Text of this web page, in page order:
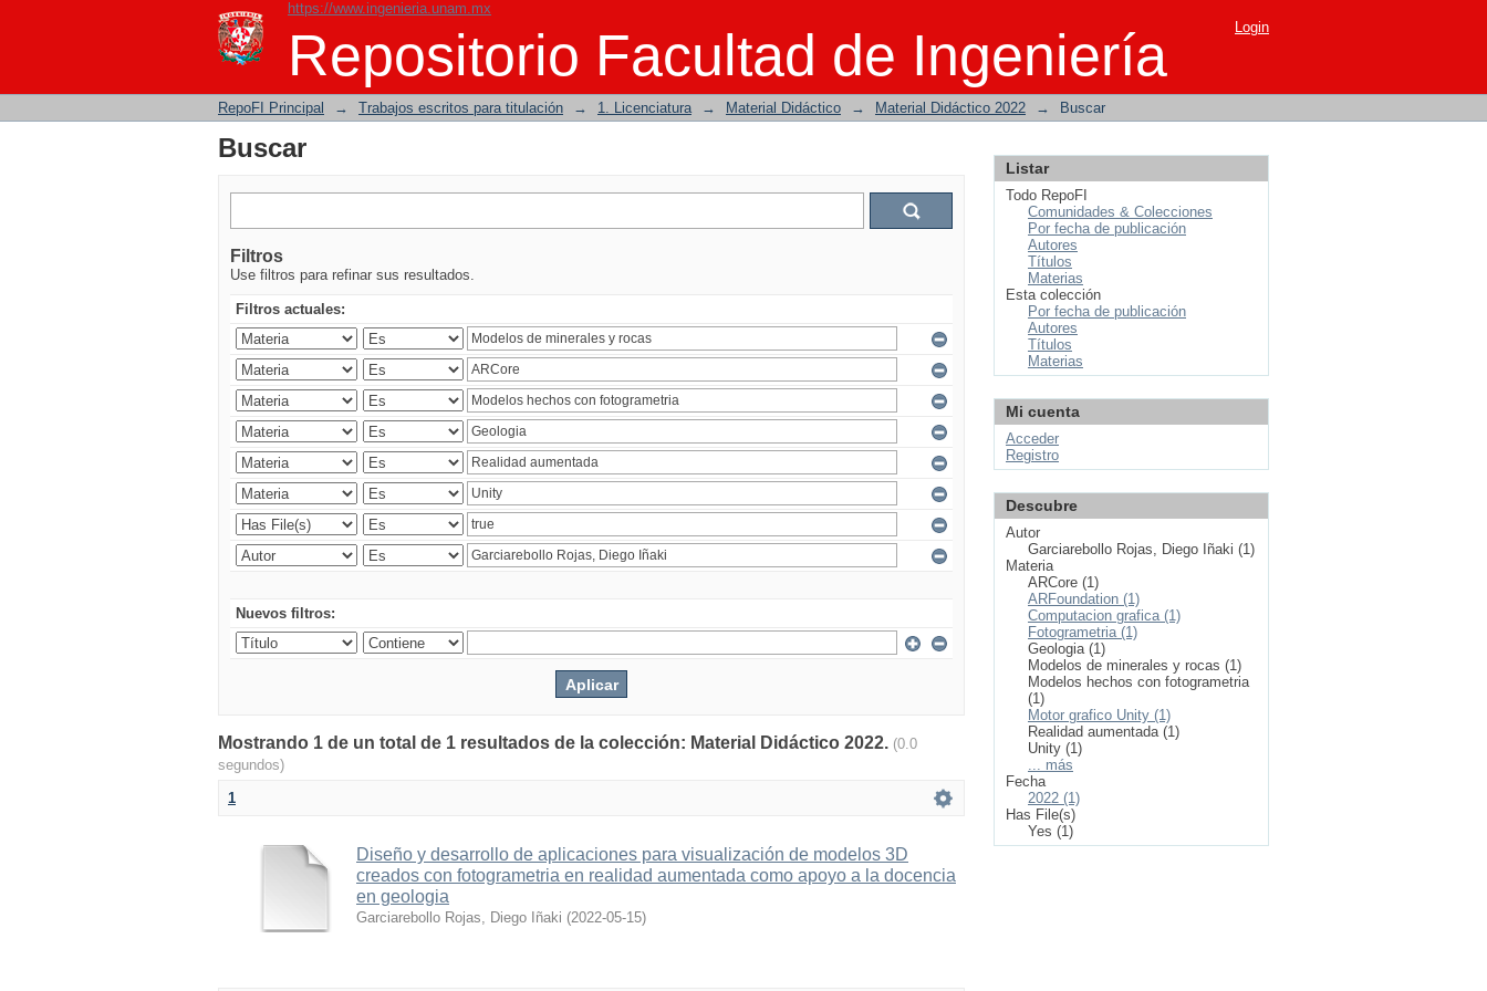
https://www.ingenieria.unam.mx
Repositorio Facultad de Ingeniería
Buscar Login
RepoFI Principal → Trabajos escritos para titulación → 1. Licenciatura → Material Didáctico → Material Didáctico 2022 → Buscar
Buscar
Filtros
Use filtros para refinar sus resultados.
Filtros actuales:
Nuevos filtros:
Mostrando 1 de un total de 1 resultados de la colección: Material Didáctico 2022. (0.0
segundos)
1
Diseño y desarrollo de aplicaciones para visualización de modelos 3D
creados con fotogrametria en realidad aumentada como apoyo a la docencia
en geologia
Garciarebollo Rojas, Diego Iñaki (2022-05-15)
Listar
Todo RepoFI
Comunidades & Colecciones
Por fecha de publicación
Autores
Títulos
Materias
Esta colección
Por fecha de publicación
Autores
Títulos
Materias
Mi cuenta
Acceder
Registro
Descubre
Autor
Garciarebollo Rojas, Diego Iñaki (1)
Materia
ARCore (1)
ARFoundation (1)
Computacion grafica (1)
Fotogrametria (1)
Geologia (1)
Modelos de minerales y rocas (1)
Modelos hechos con fotogrametria
(1)
Motor grafico Unity (1)
Realidad aumentada (1)
Unity (1)
... más
Fecha
2022 (1)
Has File(s)
Yes (1)